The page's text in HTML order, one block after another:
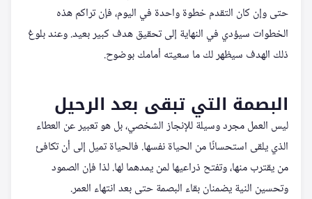
حتى وإن كان التقدم خطوة واحدة في اليوم، فإن تراكم هذه
الخطوات سيؤدي في النهاية إلى تحقيق هدف كبير بعيد. وعند بلوغ
ذلك الهدف سيظهر لك ما سعيته أمامك بوضوح.
البصمة التي تبقى بعد الرحيل
ليس العمل مجرد وسيلة للإنجاز الشخصي، بل هو تعبير عن العطاء
الذي يلقى استحسانًا من الحياة نفسها. فالحياة تميل إلى أن تكافئ
من يقترب منها، وتفتح ذراعيها لمن يمدهما لها. لذا فإن الصمود
وتحسين النية يضمنان بقاء البصمة حتى بعد انتهاء العمر.